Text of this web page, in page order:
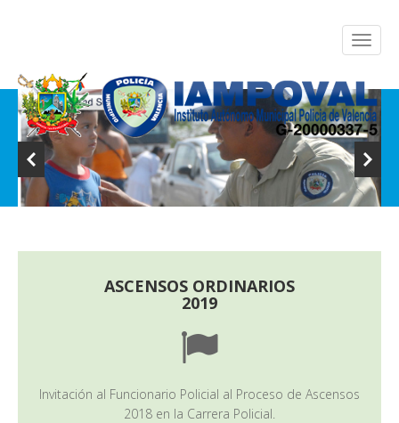
ASCENSOS ORDINARIOS
2019
Invitación al Funcionario Policial al Proceso de Ascensos
2018 en la Carrera Policial.